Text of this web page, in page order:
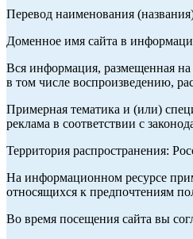
Перевод наименования
Доменное имя сайта в
Вся информация, размещенная на
в том числе воспроизведению,
Примерная тематика и (или)
реклама в соответствии с
Территория распространения:
На информационном ресурсе
относящихся к предпочтениям
Во время посещения сайта вы